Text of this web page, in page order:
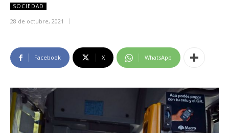
SOCIEDAD
28 de octubre, 2021
Facebook X WhatsApp